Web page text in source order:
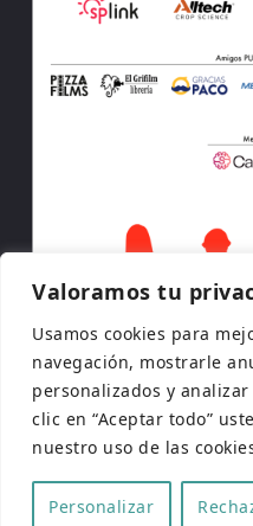
Valoramos tu
Usamos cookies para
navegación, mostrarle
personalizados y
clic en “Aceptar todo”
nuestro uso de las
Personalizar